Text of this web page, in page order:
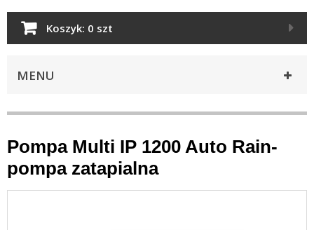
Koszyk: 0 szt
MENU
Pompa Multi IP 1200 Auto Rain-
pompa zatapialna